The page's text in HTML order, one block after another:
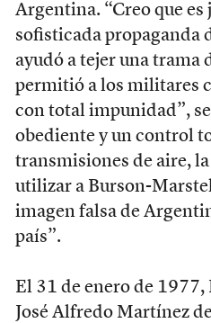
Argentina. “Creo que es
sofisticada propaganda
ayudó a tejer una trama
permitió a los militares
con total impunidad”,
obediente y un control
transmisiones de aire,
utilizar a Burson-
imagen falsa de
país”.
El 31 de enero de
José Alfredo Martínez